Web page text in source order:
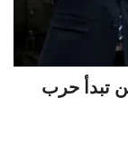
تبدأ حرب